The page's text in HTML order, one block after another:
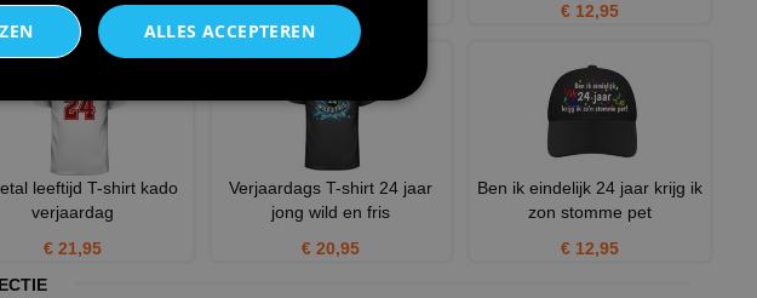
€ 12,95
€ 21,95
€ 12,95
leeftijd T-shirt kado
verjaardag
€ 21,95
Verjaardags T-shirt 24 jaar
jong wild en fris
€ 20,95
Ben ik eindelijk 24 jaar krijg ik
zon stomme pet
€ 12,95
ALLES ACCEPTEREN